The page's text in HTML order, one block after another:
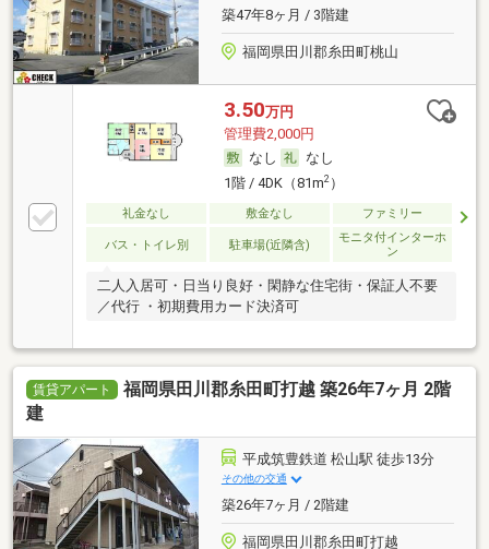
築47年8ヶ月 / 3階建
福岡県田川郡糸田町桃山
3.50万円
管理費2,000円
なし
なし
1階 / 4DK（81m2）
礼金なし 敷金なし ファミリー
バス・トイレ別 駐車場(近隣含)
モニタ付インターホ
ン
二人入居可・日当り良好・閑静な住宅街・保証人不要
／代行 ・初期費用カード決済可
賃貸アパート
福岡県田川郡糸田町打越 築26年7ヶ月 2階
建
平成筑豊鉄道 松山駅 徒歩13分
その他の交通
築26年7ヶ月 / 2階建
福岡県田川郡糸田町打越